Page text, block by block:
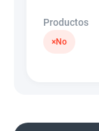
Productos
×No